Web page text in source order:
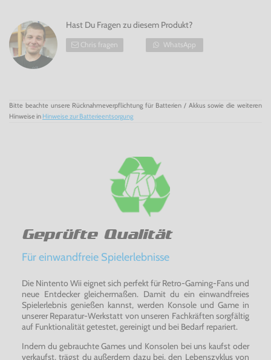
Hast Du Fragen zu diesem Produkt?
Chris fragen WhatsApp
Bitte beachte unsere Rücknahmeverpflichtung für Batterien / Akkus sowie die weiteren
Hinweise in Hinweise zur Batterieentsorgung
Geprüfte Qualität
Für einwandfreie Spielerlebnisse
Die Nintento Wii eignet sich perfekt für Retro-Gaming-Fans und
neue Entdecker gleichermaßen. Damit du ein einwandfreies
Spielerlebnis genießen kannst, werden Konsole und Game in
unserer Reparatur-Werkstatt von unseren Fachkräften sorgfältig
auf Funktionalität getestet, gereinigt und bei Bedarf repariert.
Indem du gebrauchte Games und Konsolen bei uns kaufst oder
verkaufst, trägst du außerdem dazu bei, den Lebenszyklus von